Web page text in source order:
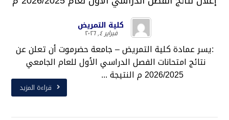
كلية التمريض
فبراير ٤, ٢٠٢٦
:يسر عمادة كلية التمريض – جامعة حضرموت أن تعلن عن
نتائج امتحانات الفصل الدراسي الأول للعام الجامعي
2026/2025 م النتيجة ...
قراءة المزيد